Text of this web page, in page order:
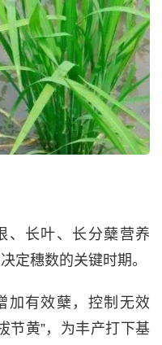
、长叶、长分蘖营养
定穗数的关键时期。
加有效蘖，控制无效
节黄”，为丰产打下基